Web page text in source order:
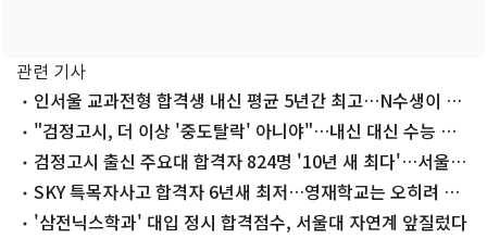
관련 기사
인서울 교과전형 합격생 내신 평균 5년간 최고…N수생이 끌
어올렸다
"검정고시, 더 이상 '중도탈락' 아니야"…내신 대신 수능 택
하는 10대들
검정고시 출신 주요대 합격자 824명 '10년 새 최다'…서울대
도 역대 최고
SKY 특목자사고 합격자 6년새 최저…영재학교는 오히려 증
가 '삼전닉스학과' 대입 정시 합격점수, 서울대 자연계 앞질렀다